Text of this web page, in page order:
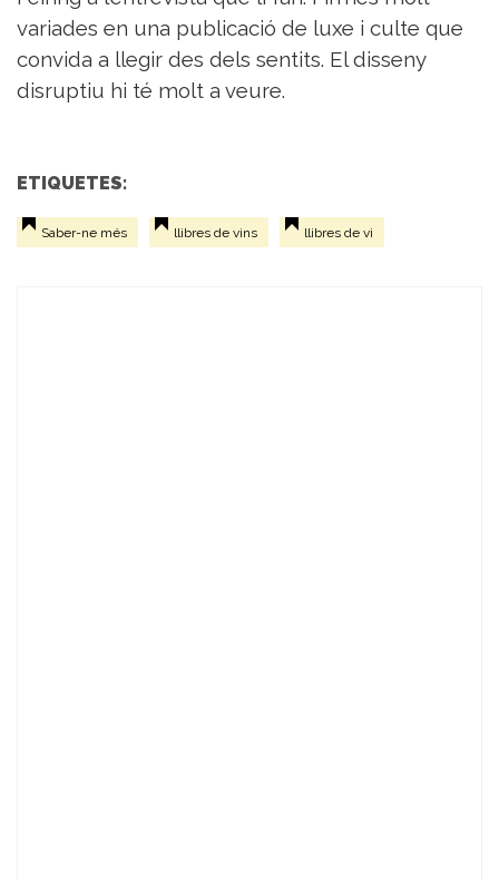
variades en una publicació de luxe i culte que
convida a llegir des dels sentits. El disseny
disruptiu hi té molt a veure.
ETIQUETES:
Saber-ne més llibres de vins llibres de vi